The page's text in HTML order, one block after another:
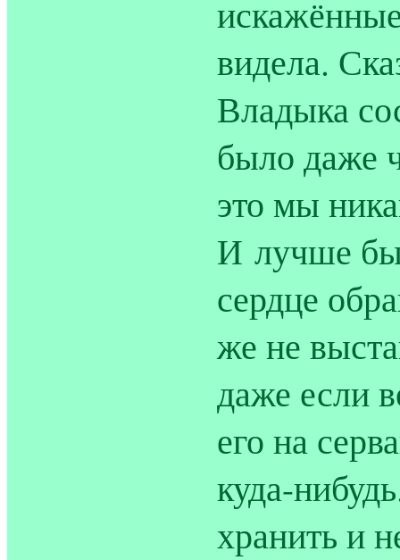
видела.
Владыка
было даже
это мы
И лучше
сердце
же не
даже если
его на
куда-
хранить и